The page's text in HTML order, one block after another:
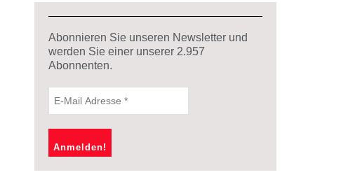
Abonnieren Sie unseren Newsletter und
werden Sie einer unserer 2.957
Abonnenten.